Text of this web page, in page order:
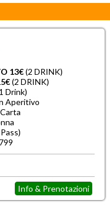
13€(2 DRINK)
(2 DRINK)
Drink)
Aperitivo
Info & Prenotazioni